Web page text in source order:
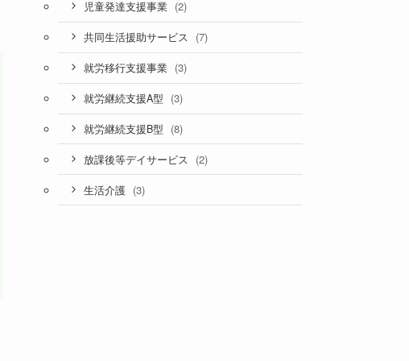
児童発達支援事業 (2)
共同生活援助サービス (7)
就労移行支援事業 (3)
就労継続支援A型 (3)
就労継続支援B型 (8)
放課後等デイサービス (2)
生活介護 (3)